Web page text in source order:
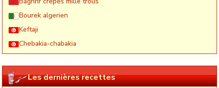
Bourek algerien
Keftaji
Chebakia-chabakia
Les dernières recettes